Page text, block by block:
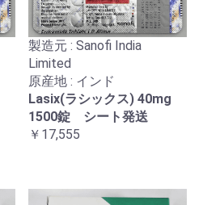
製造元 : Sanofi India
Limited
原産地 : インド
Lasix(ラシックス) 40mg
1500錠 シート発送
￥17,555